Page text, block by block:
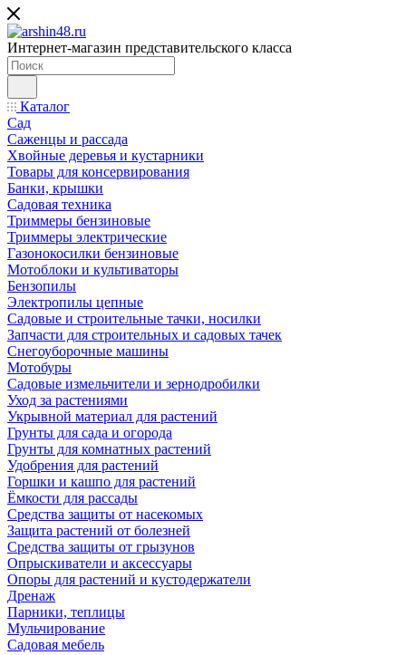
Интернет-магазин представительского класса
Каталог
Сад
Саженцы и рассада
Хвойные деревья и кустарники
Товары для консервирования
Банки, крышки
Садовая техника
Триммеры бензиновые
Триммеры электрические
Газонокосилки бензиновые
Мотоблоки и культиваторы
Бензопилы
Электропилы цепные
Садовые и строительные тачки, носилки
Запчасти для строительных и садовых тачек
Снегоуборочные машины
Мотобуры
Садовые измельчители и зернодробилки
Уход за растениями
Укрывной материал для растений
Грунты для сада и огорода
Грунты для комнатных растений
Удобрения для растений
Горшки и кашпо для растений
Ёмкости для рассады
Средства защиты от насекомых
Защита растений от болезней
Средства защиты от грызунов
Опрыскиватели и аксессуары
Опоры для растений и кустодержатели
Дренаж
Парники, теплицы
Мульчирование
Садовая мебель